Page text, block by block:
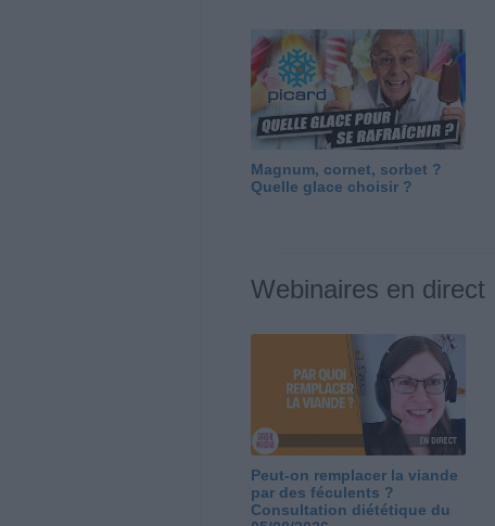
Magnum, cornet, sorbet ?
Quelle glace choisir ?
Webinaires en direct
Peut-on remplacer la viande
par des féculents ?
Consultation diététique du